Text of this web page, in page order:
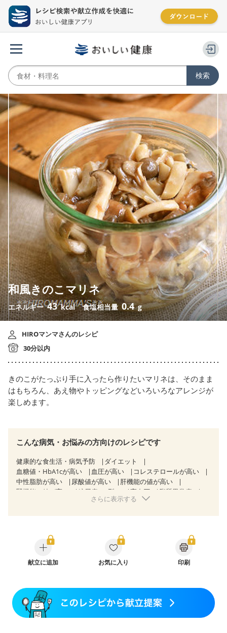
和風きのこマリネ
エネルギー43 kcal 食塩相当量 0.4 g
HIROマンマさんのレシピ
30分以内
きのこがたっぷり手に入ったら作りたいマリネは、そのまま
はもちろん、あえ物やトッピングなどいろいろなアレンジが
楽しめます。
こんな病気・お悩みの方向けのレシピです
健康的な食生活・病気予防
ダイエット
血糖値・HbA1cが高い
血圧が高い
コレステロールが高い
中性脂肪が高い
尿酸値が高い
肝機能の値が高い
腎機能の値が高い
糖尿病（2型） 高血圧
脂質異常症
狭心症 心筋梗塞
糖尿病性腎症（第１期）
糖尿病性腎症（第２期）
糖尿病性腎症（第３期）
CKD（ステージ１）
CKD（ステージ２）
CKD（ステージ３a）
乳がん治療を終えた方・経過観察中の方など
味の感じ方が変わった
食欲がない
妊娠中(初期)
妊婦健診・体重増加が気になる（初期）
さらに表示する
献立に追加 お気に入り 印刷